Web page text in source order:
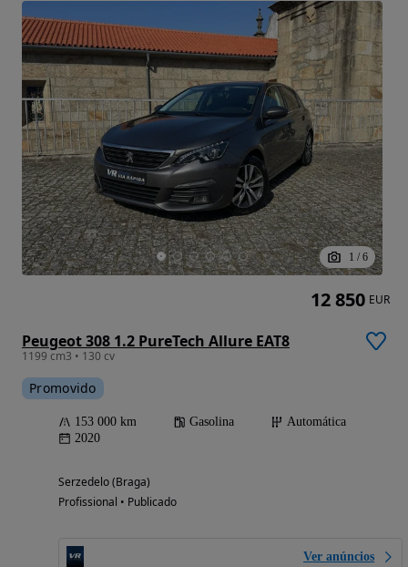
1 / 6
Peugeot 308 1.2 PureTech Allure EAT8
1199 cm3 • 130 cv
Promovido
153 000 km Gasolina
Automática
2020
Serzedelo (Braga)
Profissional • Publicado
Ver anúncios
12 850 EUR